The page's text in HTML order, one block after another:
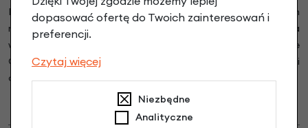
ECE-R75 i są dopuszczone do użytku również w najszybszych
rowerach elektrycznych do 50 km/h. Opona została
wyposażona we wkładkę antyprzebiciową Schwalbe
GreenGuard 3mm specjalnego kauczuku oraz paski
odblaskowe dla zwiększenia widoczności bocznej po zmroku.
dopasować ofertę do Twoich zainteresowań i
preferencji.
Czytaj więcej
Niezbędne
Analityczne